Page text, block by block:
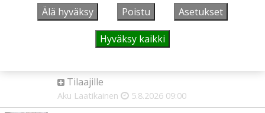
Toimitus 6.8.2026 13:18
Mikko Remes täyttää 50 vuotta – vaikka
villitystäkin on havaittavissa, sanoo
Tilaajille
Aku Laatikainen 5.8.2026 09:00
Älä hyväksy Poistu Asetukset
Hyväksy kaikki